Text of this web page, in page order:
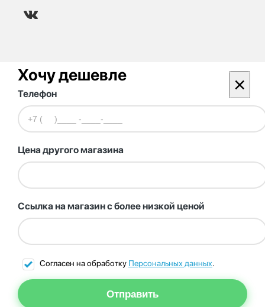
Хочу дешевле ×
Телефон
Цена другого магазина
Ссылка на магазин с более низкой ценой
Согласен на обработку Персональных данных.
Отправить